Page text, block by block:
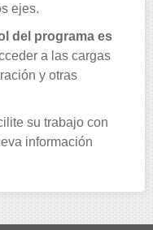
ejes.
del programa es
a las cargas
y otras
su trabajo con
información